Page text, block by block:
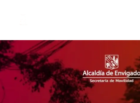
Inicio Real FM
Streaming
En Vivo